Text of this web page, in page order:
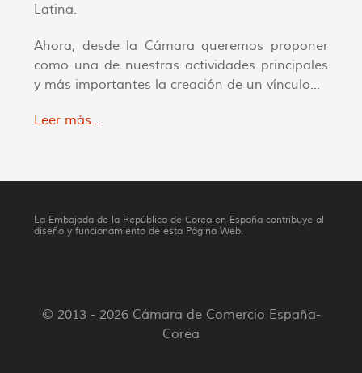
Latina.
Ahora, desde la Cámara queremos proponer
como una de nuestras actividades principales
y más importantes la creación de un vínculo...
Leer más...
La Embajada de la República de Corea en España contribuye al
diseño y funcionamiento de esta Página Web.
© 2013 - 2026 Cámara de Comercio España-
Corea